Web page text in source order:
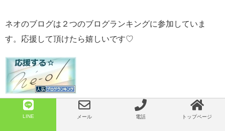
ネオのブログは２つのブログランキングに参加していま
す。応援して頂けたら嬉しいです♡
LINE メール 電話 トップページ